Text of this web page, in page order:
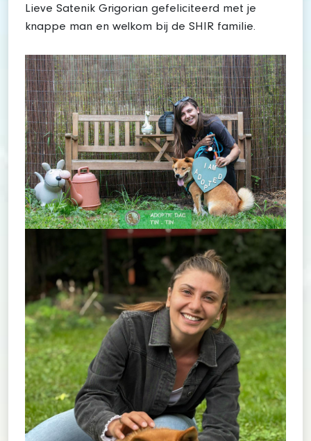
Lieve Satenik Grigorian gefeliciteerd met je
knappe man en welkom bij de SHIR familie.